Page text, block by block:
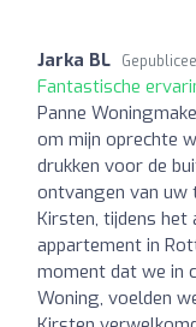
Jarka BL
Fantastische
Panne
om mijn oprechte
drukken voor de
ontvangen van uw
Kirsten, tijdens het
appartement in
moment dat we in
Woning, voelden